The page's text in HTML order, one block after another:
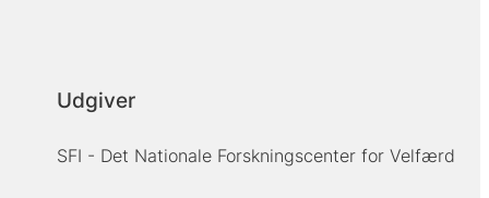
Udgiver
SFI - Det Nationale Forskningscenter for Velfærd